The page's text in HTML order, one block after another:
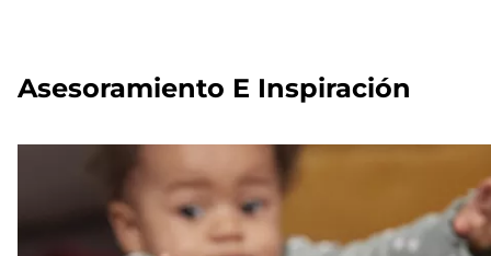
Asesoramiento E Inspiración